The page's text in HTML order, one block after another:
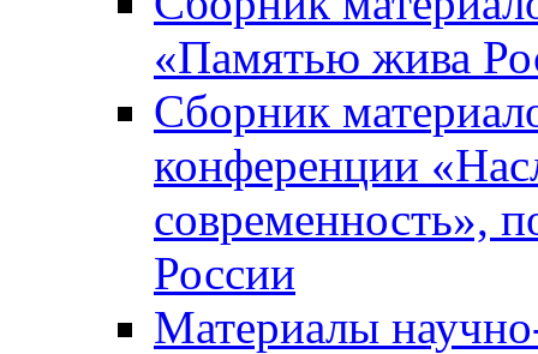
«Памятью жива
Сборник
конференции
современность»,
России
Материалы